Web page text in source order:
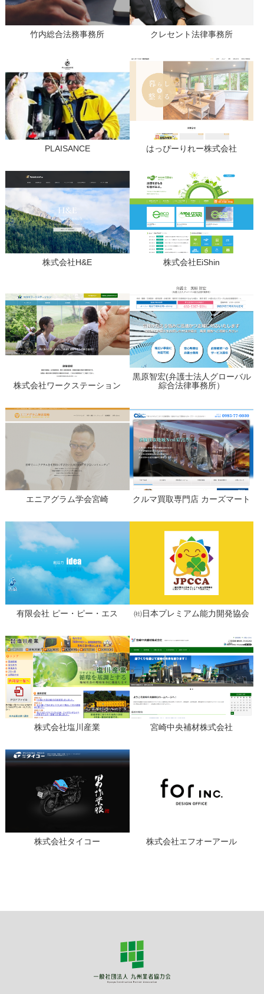
竹内総合法務事務所 クレセント法律事務所
PLAISANCE はっぴーりれー株式会社
株式会社H&E 株式会社EiShin
株式会社ワークステーション
黒原智宏(弁護士法人グローバル
綜合法律事務所）
エニアグラム学会宮崎 クルマ買取専門店 カーズマート
有限会社 ピー・ピー・エス ㈳日本プレミアム能力開発協会
株式会社塩川産業 宮崎中央補材株式会社
株式会社タイコー 株式会社エフオーアール